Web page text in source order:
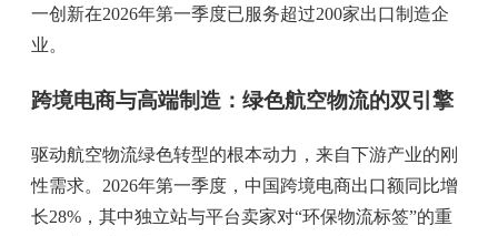
一创新在2026年第一季度已服务超过200家出口制造企
业。
跨境电商与高端制造：绿色航空物流的双引擎
驱动航空物流绿色转型的根本动力，来自下游产业的刚
性需求。2026年第一季度，中国跨境电商出口额同比增
长28%，其中独立站与平台卖家对“环保物流标签”的重